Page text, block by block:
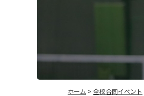
ホーム > 全校合同イベント